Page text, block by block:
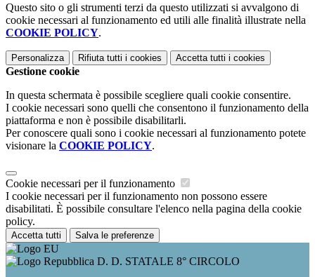
Questo sito o gli strumenti terzi da questo utilizzati si avvalgono di
cookie necessari al funzionamento ed utili alle finalità illustrate nella
COOKIE POLICY.
Personalizza Rifiuta tutti i cookies Accetta tutti i cookies
Gestione cookie
In questa schermata è possibile scegliere quali cookie consentire.
I cookie necessari sono quelli che consentono il funzionamento della
piattaforma e non è possibile disabilitarli.
Per conoscere quali sono i cookie necessari al funzionamento potete
visionare la COOKIE POLICY.
Cookie necessari per il funzionamento
I cookie necessari per il funzionamento non possono essere
disabilitati. È possibile consultare l'elenco nella pagina della cookie
policy.
Accetta tutti Salva le preferenze
D. D. STATALE 8° CIRCOLO